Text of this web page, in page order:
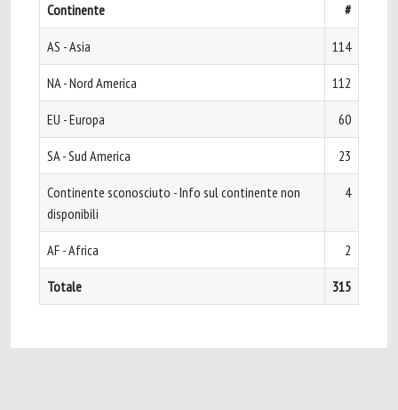
Continente #
AS - Asia 114
NA - Nord America 112
EU - Europa 60
SA - Sud America 23
Continente sconosciuto - Info sul continente non
disponibili
4
AF - Africa 2
Totale 315